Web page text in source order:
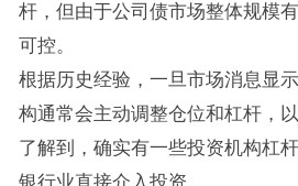
杆，但由于公司债市场整体规模
可控。
根据历史经验，一旦市场消息显
构通常会主动调整仓位和杠杆，
了解到，确实有一些投资机构杠
银行业直接介入投资